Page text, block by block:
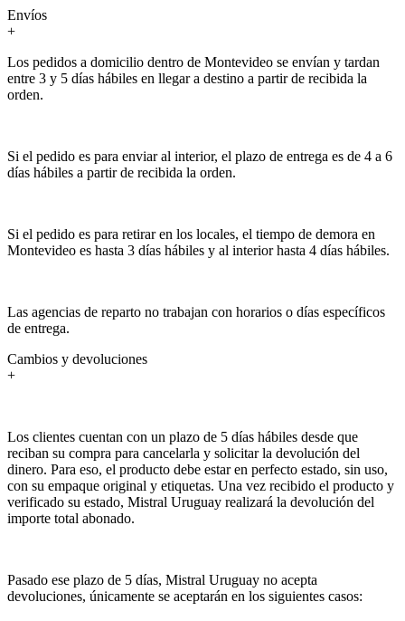
Envíos
+
Los pedidos a domicilio dentro de Montevideo se envían y tardan
entre 3 y 5 días hábiles en llegar a destino a partir de recibida la
orden.
Si el pedido es para enviar al interior, el plazo de entrega es de 4 a 6
días hábiles a partir de recibida la orden.
Si el pedido es para retirar en los locales, el tiempo de demora en
Montevideo es hasta 3 días hábiles y al interior hasta 4 días hábiles.
Las agencias de reparto no trabajan con horarios o días específicos
de entrega.
Cambios y devoluciones
+
Los clientes cuentan con un plazo de 5 días hábiles desde que
reciban su compra para cancelarla y solicitar la devolución del
dinero. Para eso, el producto debe estar en perfecto estado, sin uso,
con su empaque original y etiquetas. Una vez recibido el producto y
verificado su estado, Mistral Uruguay realizará la devolución del
importe total abonado.
Pasado ese plazo de 5 días, Mistral Uruguay no acepta
devoluciones, únicamente se aceptarán en los siguientes casos: